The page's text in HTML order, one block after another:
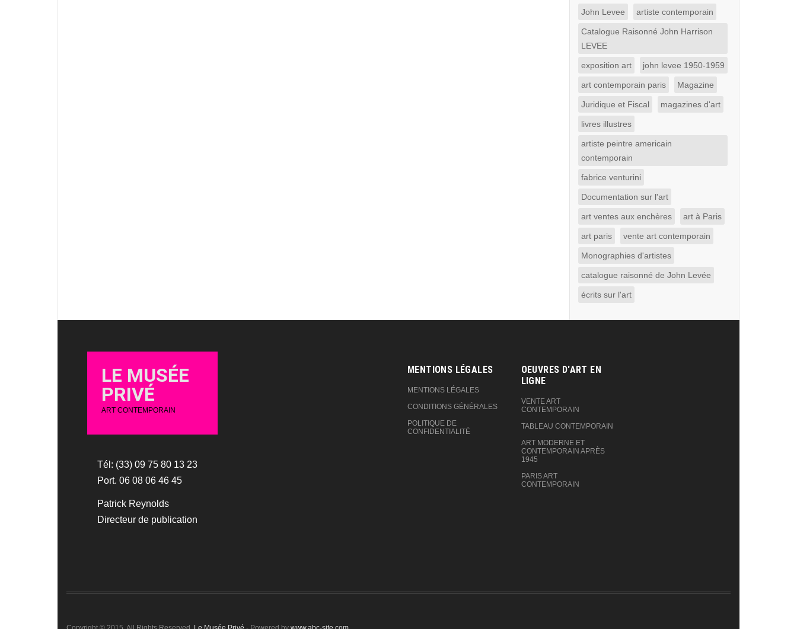
John Levee artiste contemporain
Catalogue Raisonné John Harrison
LEVEE
exposition art john levee 1950-1959
art contemporain paris Magazine
Juridique et Fiscal magazines d'art
livres illustres
artiste peintre americain
contemporain
fabrice venturini
Documentation sur l'art
art ventes aux enchères art à Paris
art paris vente art contemporain
Monographies d'artistes
catalogue raisonné de John Levée
écrits sur l'art
LE MUSÉE
PRIVÉ
ART CONTEMPORAIN
Tél: (33) 09 75 80 13 23
Port. 06 08 06 46 45
Patrick Reynolds
Directeur de publication
MENTIONS LÉGALES
MENTIONS LÉGALES
CONDITIONS GÉNÉRALES
POLITIQUE DE
CONFIDENTIALITÉ
OEUVRES D'ART EN
LIGNE‎
VENTE ART
CONTEMPORAIN
TABLEAU CONTEMPORAIN
ART MODERNE ET
CONTEMPORAIN APRÈS
1945
PARIS ART
CONTEMPORAIN